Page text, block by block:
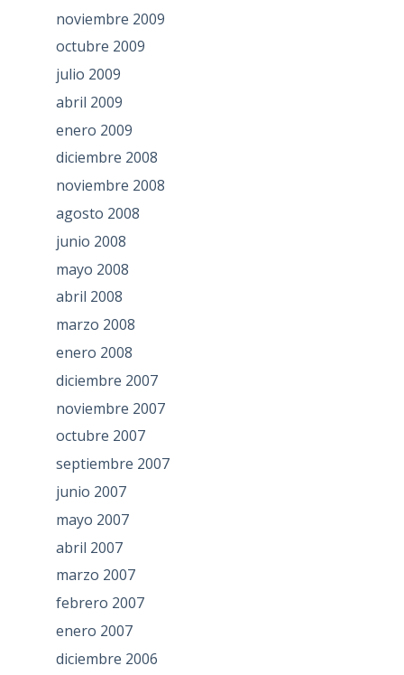
noviembre 2009
octubre 2009
julio 2009
abril 2009
enero 2009
diciembre 2008
noviembre 2008
agosto 2008
junio 2008
mayo 2008
abril 2008
marzo 2008
enero 2008
diciembre 2007
noviembre 2007
octubre 2007
septiembre 2007
junio 2007
mayo 2007
abril 2007
marzo 2007
febrero 2007
enero 2007
diciembre 2006